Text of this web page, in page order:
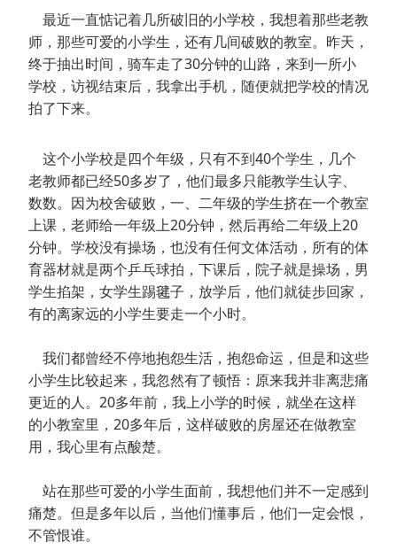
最近一直惦记着几所破旧的小学校，我想着那些老教
师，那些可爱的小学生，还有几间破败的教室。昨天，
终于抽出时间，骑车走了30分钟的山路，来到一所小
学校，访视结束后，我拿出手机，随便就把学校的情况
拍了下来。
这个小学校是四个年级，只有不到40个学生，几个
老教师都已经50多岁了，他们最多只能教学生认字、
数数。因为校舍破败，一、二年级的学生挤在一个教室
上课，老师给一年级上20分钟，然后再给二年级上20
分钟。学校没有操场，也没有任何文体活动，所有的体
育器材就是两个乒乓球拍，下课后，院子就是操场，男
学生掐架，女学生踢毽子，放学后，他们就徒步回家，
有的离家远的小学生要走一个小时。
我们都曾经不停地抱怨生活，抱怨命运，但是和这些
小学生比较起来，我忽然有了顿悟：原来我并非离悲痛
更近的人。20多年前，我上小学的时候，就坐在这样
的小教室里，20多年后，这样破败的房屋还在做教室
用，我心里有点酸楚。
站在那些可爱的小学生面前，我想他们并不一定感到
痛楚。但是多年以后，当他们懂事后，他们一定会恨，
不管恨谁。